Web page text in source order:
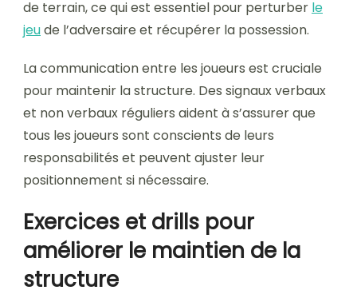
de terrain, ce qui est essentiel pour perturber le
jeude l’adversaire et récupérer la possession.
La communication entre les joueurs est cruciale
pour maintenir la structure. Des signaux verbaux
et non verbaux réguliers aident à s’assurer que
tous les joueurs sont conscients de leurs
responsabilités et peuvent ajuster leur
positionnement si nécessaire.
Exercices et drills pour
améliorer le maintien de la
structure